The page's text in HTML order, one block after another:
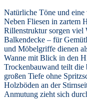
Natürliche Töne und
Neben Fliesen in zartem
Rillenstruktur sorgen viel
Balkendecke – für
und Möbelgriffe dienen
Wanne mit Blick in den
Trockenbauwand teilt die
großen Tiefe ohne
Holzböden an der
Anmutung zieht sich